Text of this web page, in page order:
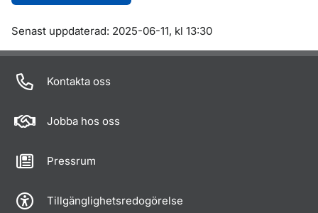
Om sidan
Senast uppdaterad: 2025-06-11, kl 13:30
Kontakta oss
Jobba hos oss
Pressrum
Tillgänglighetsredogörelse